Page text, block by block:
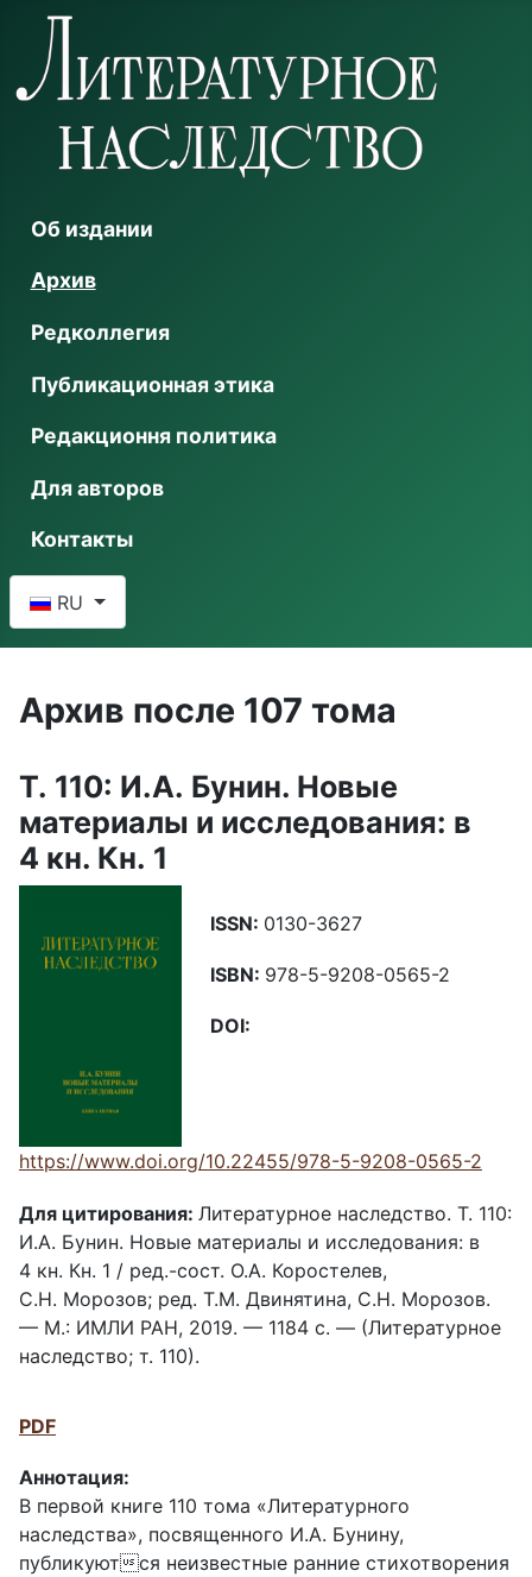
Об издании
Архив
Редколлегия
Публикационная этика
Редакционня политика
Для авторов
Контакты
RU
Архив после 107 тома
Т. 110: И.А. Бунин. Новые
материалы и исследования: в
4 кн. Кн. 1
ISSN: 0130-3627
ISBN: 978-5-9208-0565-2
DOI:
https://www.doi.org/10.22455/978-5-9208-0565-2
Для цитирования: Литературное наследство. Т. 110:
И.А. Бунин. Новые материалы и исследования: в
4 кн. Кн. 1 / ред.-сост. О.А. Коростелев,
С.Н. Морозов; ред. Т.М. Двинятина, С.Н. Морозов.
–– М.: ИМЛИ РАН, 2019. –– 1184 с. –– (Литературное
наследство; т. 110).
PDF
Аннотация:
В первой книге 110 тома «Литературного
наследства», посвященного И.А. Бунину,
публикуются неизвестные ранние стихотворения